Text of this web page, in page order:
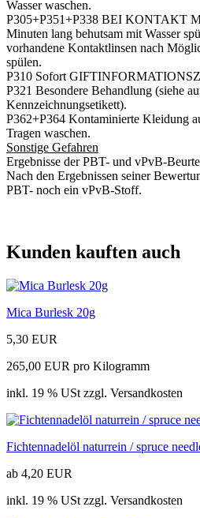
Wasser waschen.
P305+P351+P338 BEI KONTAKT
Minuten lang behutsam mit Wasser
vorhandene Kontaktlinsen nach
spülen.
P310 Sofort
P321 Besondere Behandlung (siehe
Kennzeichnungsetikett).
P362+P364 Kontaminierte Kleidung
Tragen waschen.
Sonstige Gefahren
Ergebnisse der PBT- und vPvB-
Nach den Ergebnissen seiner
PBT- noch ein vPvB-Stoff.
Kunden kauften auch
Mica Burlesk 20g
5,30 EUR
265,00 EUR pro Kilogramm
inkl. 19 % USt zzgl. Versandkosten
Fichtennadelöl naturrein / spruce
ab 4,20 EUR
inkl. 19 % USt zzgl. Versandkosten